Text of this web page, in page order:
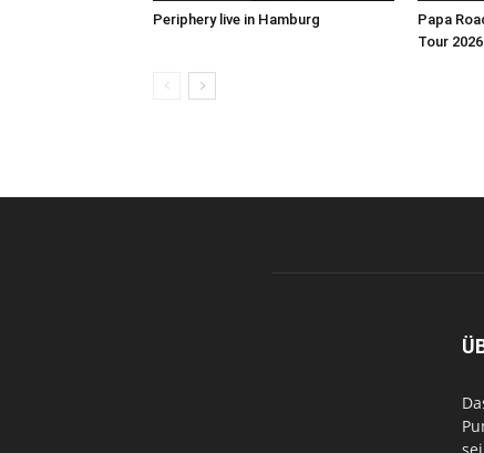
Periphery live in Hamburg
Papa
Tour 2026